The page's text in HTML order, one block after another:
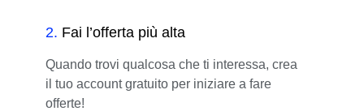
2. Fai l’offerta più alta
Quando trovi qualcosa che ti interessa, crea
il tuo account gratuito per iniziare a fare
offerte!